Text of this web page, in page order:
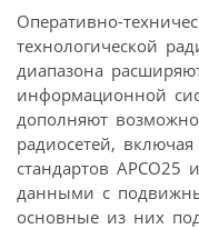
Оперативно-
технологической
диапазона
информационной
дополняют
радиосетей,
стандартов APCO25
данными с
основные из них